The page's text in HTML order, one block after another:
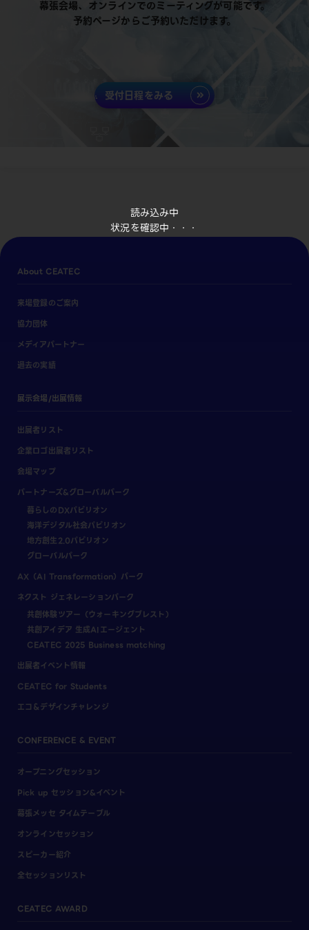
読み込み中
状況を確認中・・・
幕張会場、オンラインでのミーティングが可能です。
予約ページからご予約いただけます。
受付日程をみる
About CEATEC
来場登録のご案内
協力団体
メディアパートナー
過去の実績
展示会場/出展情報
出展者リスト
企業ロゴ出展者リスト
会場マップ
パートナーズ&グローバルパーク
暮らしのDXパビリオン
海洋デジタル社会パビリオン
地方創生2.0パビリオン
グローバルパーク
AX（AI Transformation）パーク
ネクスト ジェネレーションパーク
共創体験ツアー（ウォーキングブレスト）
共創アイデア 生成AIエージェント
CEATEC 2025 Business matching
出展者イベント情報
CEATEC for Students
エコ＆デザインチャレンジ
CONFERENCE & EVENT
オープニングセッション
Pick up セッション&イベント
幕張メッセ タイムテーブル
オンラインセッション
スピーカー紹介
全セッションリスト
CEATEC AWARD